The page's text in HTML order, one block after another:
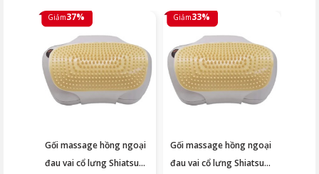
Giảm37%
Gối massage hồng ngoại
đau vai cổ lưng Shiatsu
Giảm33%
Gối massage hồng ngoại
đau vai cổ lưng Shiatsu